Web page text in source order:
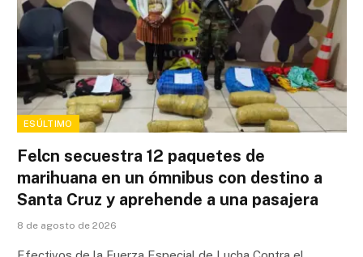
ESÚLTIMO
Felcn secuestra 12 paquetes de
marihuana en un ómnibus con destino a
Santa Cruz y aprehende a una pasajera
8 de agosto de 2026